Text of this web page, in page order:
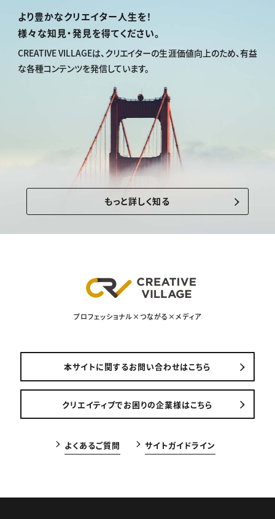
より豊かなクリエイター人生を！
様々な知見・発見を得てください。
CREATIVE VILLAGEは、クリエイターの生涯価値向上のため、有益
な各種コンテンツを発信しています。
もっと詳しく知る
プロフェッショナル×つながる×メディア
本サイトに関するお問い合わせはこちら
クリエイティブでお困りの企業様はこちら
よくあるご質問 サイトガイドライン